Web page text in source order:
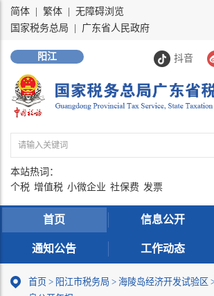
简体 繁体
无障碍浏览
国家税务总局
广东省人民政府
抖音
阳江
本站热词：
个税 增值税 小微企业 社保费 发票
首页 信息公开
通知公告 工作动态
首页 > 阳江市税务局 > 海陵岛经济开发试验区